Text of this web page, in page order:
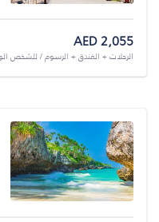
AED 2,055
الرحلات + الفندق + الرسوم / للشخص